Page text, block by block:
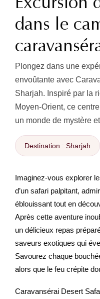
dans le
Plongez dans une
envoûtante avec
Sharjah. Inspiré par la
Moyen-Orient, ce
un monde de mystère
Destination : Sharjah
Imaginez-vous explorer
d’un safari palpitant,
éblouissant tout en
Après cette aventure
un délicieux repas
saveurs exotiques qui
Savourez chaque
alors que le feu crépite
Caravansérai Desert